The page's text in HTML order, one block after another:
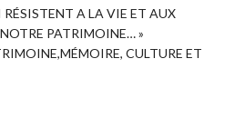
RÉSISTENT A LA VIE ET AUX
PATRIMOINE… »
CULTURE ET